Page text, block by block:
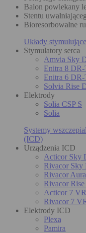
Balon powlekany
Stentu
Bioresorbowalne
Układy stymulujące
Stymulatory serca
Amvia Sky
Enitra 8
Enitra 6
Solvia Rise
Elektrody
Solia CSP S
Solia
Systemy
(ICD)
Urządzenia ICD
Acticor Sky
Rivacor
Rivacor
Rivacor
Acticor 7
Rivacor 7
Elektrody ICD
Plexa
Pamira